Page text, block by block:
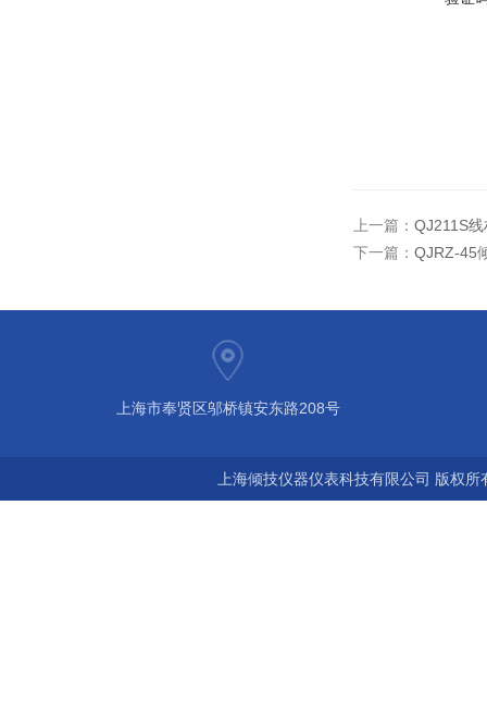
上一篇： QJ211S
下一篇： QJRZ-45
上海市奉贤区邬桥镇安东路208号
上海倾技仪器仪表科技有限公司 版权